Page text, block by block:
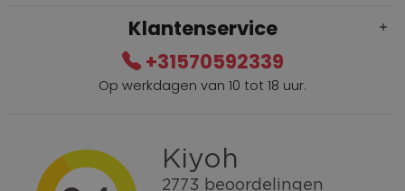
Gratis verzending vanaf € 100,=
Bel +31570592339
Klantenservice
+31570592339
Op werkdagen van 10 tot 18 uur.